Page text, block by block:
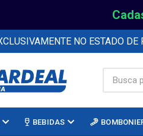
NO ESTADO DE
BEBIDAS